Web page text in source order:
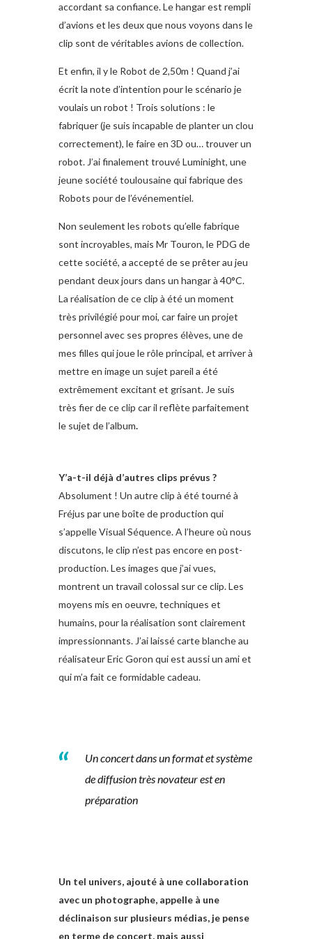
accordant sa confiance. Le hangar est rempli
d’avions et les deux que nous voyons dans le
clip sont de véritables avions de collection.
Et enfin, il y le Robot de 2,50m ! Quand j’ai
écrit la note d’intention pour le scénario je
voulais un robot ! Trois solutions : le
fabriquer (je suis incapable de planter un clou
correctement), le faire en 3D ou… trouver un
robot. J’ai finalement trouvé Luminight, une
jeune société toulousaine qui fabrique des
Robots pour de l’événementiel.
Non seulement les robots qu’elle fabrique
sont incroyables, mais Mr Touron, le PDG de
cette société, a accepté de se prêter au jeu
pendant deux jours dans un hangar à 40°C.
La réalisation de ce clip à été un moment
très privilégié pour moi, car faire un projet
personnel avec ses propres élèves, une de
mes filles qui joue le rôle principal, et arriver à
mettre en image un sujet pareil a été
extrêmement excitant et grisant. Je suis
très fier de ce clip car il reflète parfaitement
le sujet de l’album.
Y’a-t-il déjà d’autres clips prévus ?
Absolument ! Un autre clip à été tourné à
Fréjus par une boîte de production qui
s’appelle Visual Séquence. A l’heure où nous
discutons, le clip n’est pas encore en post-
production. Les images que j’ai vues,
montrent un travail colossal sur ce clip. Les
moyens mis en oeuvre, techniques et
humains, pour la réalisation sont clairement
impressionnants. J’ai laissé carte blanche au
réalisateur Eric Goron qui est aussi un ami et
qui m’a fait ce formidable cadeau.
Un concert dans un format et système
de diffusion très novateur est en
préparation
Un tel univers, ajouté à une collaboration
avec un photographe, appelle à une
déclinaison sur plusieurs médias, je pense
en terme de concert, mais aussi